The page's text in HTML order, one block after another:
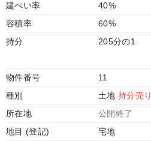
建ぺい率
40%
容積率
60%
持分
205分の1
物件番号
11
種別
土地持分売り
所在地
公開終了
地目 (登記)
宅地